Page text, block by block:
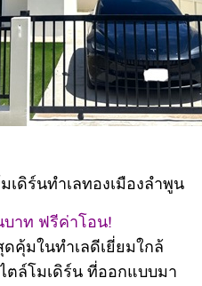
ดิร์นทำเลทองเมืองลำพูน
บาท ฟรีค่าโอน!
คุ้มในทำเลดีเยี่ยมใกล้
ตล์โมเดิร์น ที่ออกแบบมา